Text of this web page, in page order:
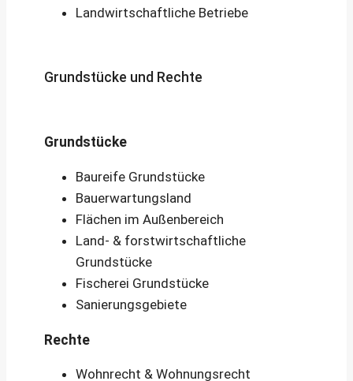
Landwirtschaftliche Betriebe
Grundstücke und Rechte
Grundstücke
Baureife Grundstücke
Bauerwartungsland
Flächen im Außenbereich
Land- & forstwirtschaftliche
Grundstücke
Fischerei Grundstücke
Sanierungsgebiete
Rechte
Wohnrecht & Wohnungsrecht